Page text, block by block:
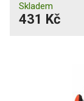
Skladem
431 Kč